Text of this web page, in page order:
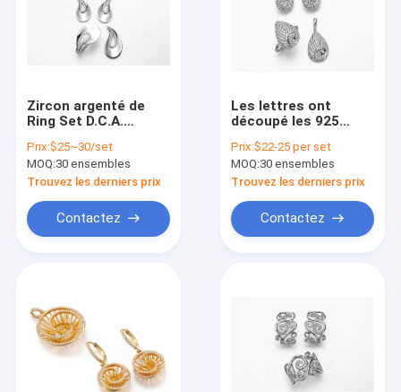
Zircon argenté de
Ring Set D.C.A.
d'Inregular 925
Prix:$25~30/set
MOQ:30 ensembles
Trouvez les derniers prix
Contactez
Les lettres ont
découpé les 925
Sterling Silver Conch
Earrings d'ensemble
de bijoux
Prix:$22-25 per set
MOQ:30 ensembles
Trouvez les derniers prix
Contactez